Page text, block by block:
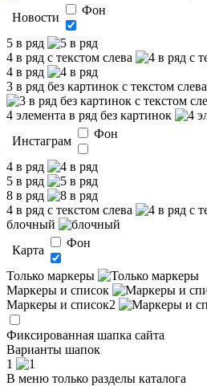
Новости
Фон
5 в ряд
4 в ряд с текстом слева
4 в ряд
3 в ряд без картинок с текстом слева
4 элемента в ряд без картинок
Инстаграм
Фон
4 в ряд
5 в ряд
8 в ряд
4 в ряд с текстом слева
блочный
Карта
Фон
Только маркеры
Маркеры и список
Маркеры и список2
Фиксированная шапка сайта
Варианты шапок
1
В меню только разделы каталога